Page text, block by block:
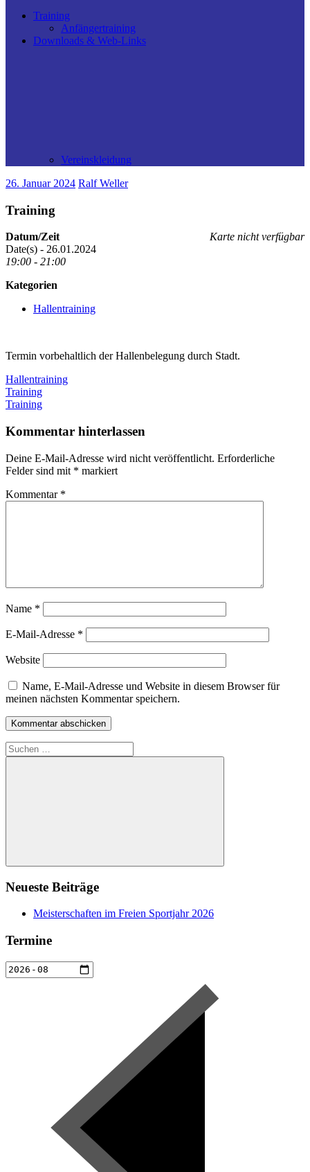
Training
Anfängertraining
Downloads & Web-Links
Vereinskleidung
26. Januar 2024 Ralf Weller
Training
Karte nicht verfügbar
Datum/Zeit
Date(s) - 26.01.2024
19:00 - 21:00
Kategorien
Hallentraining
Termin vorbehaltlich der Hallenbelegung durch Stadt.
Hallentraining
Beitragsnavigation
Vorheriger
Beitrag:
Training
Nächster
Training
Kommentar hinterlassen
Deine E-Mail-Adresse wird nicht veröffentlicht. Erforderliche
Felder sind mit * markiert
Kommentar *
Name *
E-Mail-Adresse *
Website
Name, E-Mail-Adresse und Website in diesem Browser für
meinen nächsten Kommentar speichern.
Suchen
nach:
Suchen
Neueste Beiträge
Meisterschaften im Freien Sportjahr 2026
Termine